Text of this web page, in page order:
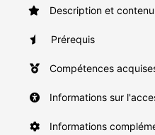
Description et contenu
Prérequis
Compétences
Informations sur
Informations